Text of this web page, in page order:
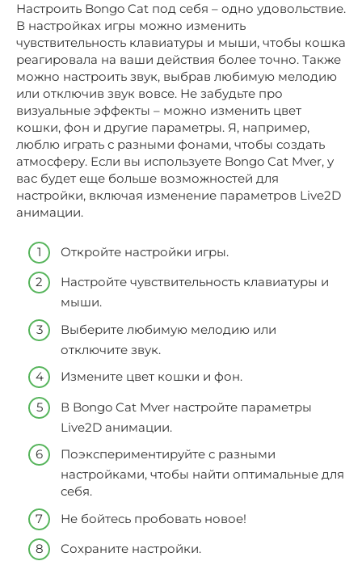
Настроить Bongo Cat под себя – одно удовольствие.
В настройках игры можно изменить
чувствительность клавиатуры и мыши, чтобы кошка
реагировала на ваши действия более точно. Также
можно настроить звук, выбрав любимую мелодию
или отключив звук вовсе. Не забудьте про
визуальные эффекты – можно изменить цвет
кошки, фон и другие параметры. Я, например,
люблю играть с разными фонами, чтобы создать
атмосферу. Если вы используете Bongo Cat Mver, у
вас будет еще больше возможностей для
настройки, включая изменение параметров Live2D
анимации.
Откройте настройки игры.
Настройте чувствительность клавиатуры и
мыши.
Выберите любимую мелодию или
отключите звук.
Измените цвет кошки и фон.
В Bongo Cat Mver настройте параметры
Live2D анимации.
Поэкспериментируйте с разными
настройками, чтобы найти оптимальные для
себя.
Не бойтесь пробовать новое!
Сохраните настройки.